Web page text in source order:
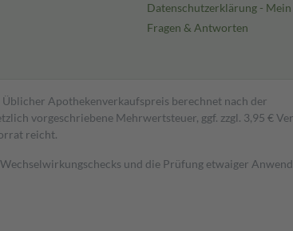
Datenschutzerklärung -
Fragen & Antworten
Apothekenverkaufspreis berechnet nach der
vorgeschriebene Mehrwertsteuer, ggf. zzgl. 3,95 €
reicht.
und die Prüfung etwaiger